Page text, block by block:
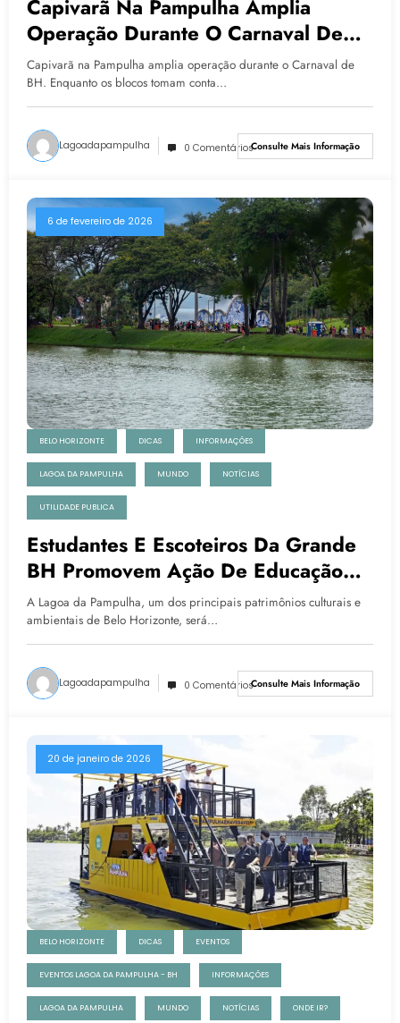
Capivarã Na Pampulha Amplia
Operação Durante O Carnaval De
BH
Capivarã na Pampulha amplia operação durante o Carnaval de
BH. Enquanto os blocos tomam conta…
Lagoadapampulha 0 ComentáriosConsulte Mais Informação
6 de fevereiro de 2026
BELO HORIZONTE DICAS INFORMAÇÕES
LAGOA DA PAMPULHA MUNDO NOTÍCIAS
UTILIDADE PUBLICA
Estudantes E Escoteiros Da Grande
BH Promovem Ação De Educação
Ambiental Na Lagoa Da Pampulha
A Lagoa da Pampulha, um dos principais patrimônios culturais e
ambientais de Belo Horizonte, será…
Lagoadapampulha 0 ComentáriosConsulte Mais Informação
20 de janeiro de 2026
BELO HORIZONTE DICAS EVENTOS
EVENTOS LAGOA DA PAMPULHA - BH INFORMAÇÕES
LAGOA DA PAMPULHA MUNDO NOTÍCIAS ONDE IR?